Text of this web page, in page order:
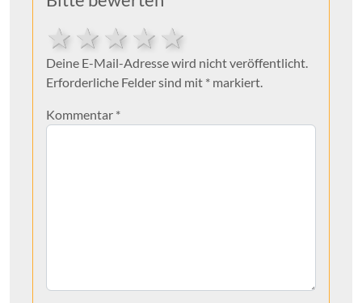
5 stars
4 stars
3 stars
2 stars
Deine E-Mail-Adresse wird nicht veröffentlicht.
Erforderliche Felder sind mit * markiert.
Kommentar *